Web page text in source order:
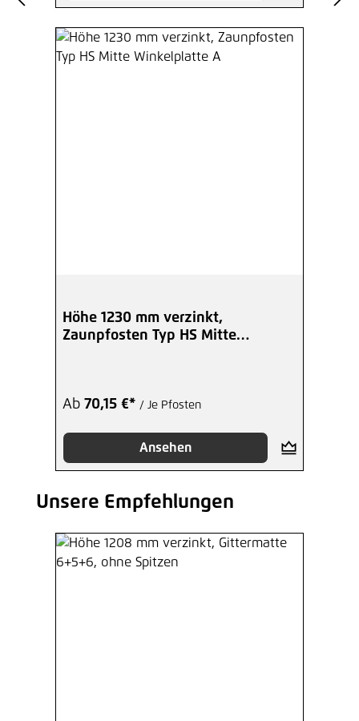
Höhe 1230 mm verzinkt,
Zaunpfosten Typ HS Mitte
Ab 70,15 €* / Je Pfosten
Ansehen
Produktgalerie überspringen
Unsere Empfehlungen